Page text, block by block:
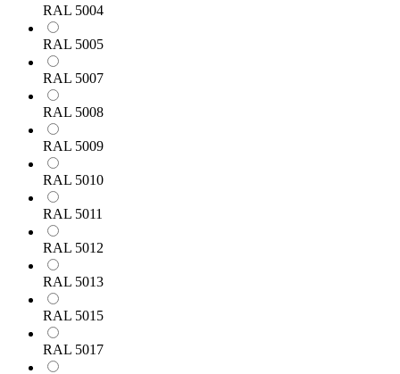
RAL 5004
RAL 5005
RAL 5007
RAL 5008
RAL 5009
RAL 5010
RAL 5011
RAL 5012
RAL 5013
RAL 5015
RAL 5017